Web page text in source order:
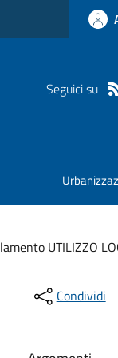
Seguici su
UTILIZZO
Condividi